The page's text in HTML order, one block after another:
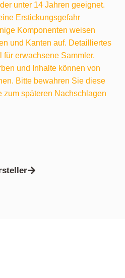
unter 14 Jahren geeignet.
Erstickungsgefahr
Komponenten weisen
und Kanten auf. Detailliertes
erwachsene Sammler.
und Inhalte können von
Bitte bewahren Sie diese
zum späteren Nachschlagen